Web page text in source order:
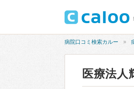
病院口コミ検索カルー
医療法人